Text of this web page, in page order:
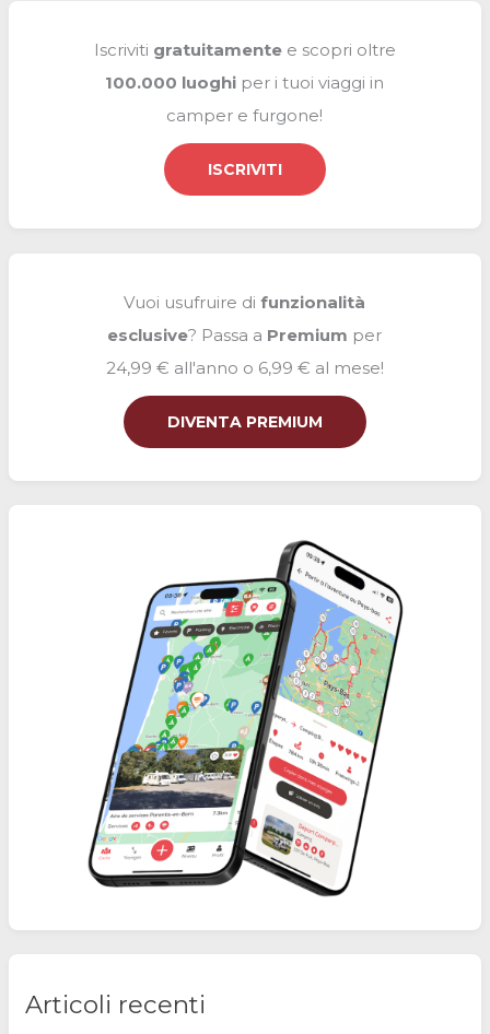
Iscriviti gratuitamentee scopri oltre
100.000 luoghi per i tuoi viaggi in
camper e furgone!
ISCRIVITI
Vuoi usufruire difunzionalità
esclusive? Passa a Premium per
24,99 € all'anno o 6,99 € al mese!
DIVENTA PREMIUM
Articoli recenti